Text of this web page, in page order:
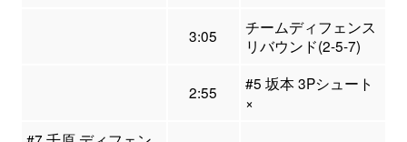
3:05
チームディフェンス
リバウンド(2-5-7)
2:55
#5 坂本 3Pシュート
×